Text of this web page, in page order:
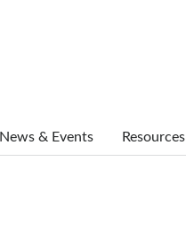
News & Events Resources